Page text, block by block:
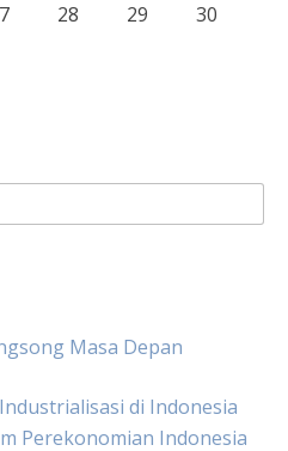
28 29
30
Masa Depan
di Indonesia
Perekonomian Indonesia